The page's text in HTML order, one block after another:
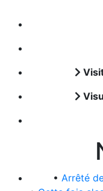
• Arrêté